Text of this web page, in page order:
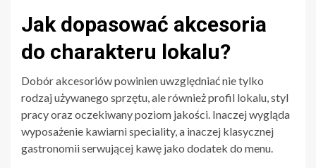
Jak dopasować akcesoria
do charakteru lokalu?
Dobór akcesoriów powinien uwzględniać nie tylko
rodzaj używanego sprzętu, ale również profil lokalu, styl
pracy oraz oczekiwany poziom jakości. Inaczej wygląda
wyposażenie kawiarni speciality, a inaczej klasycznej
gastronomii serwującej kawę jako dodatek do menu.